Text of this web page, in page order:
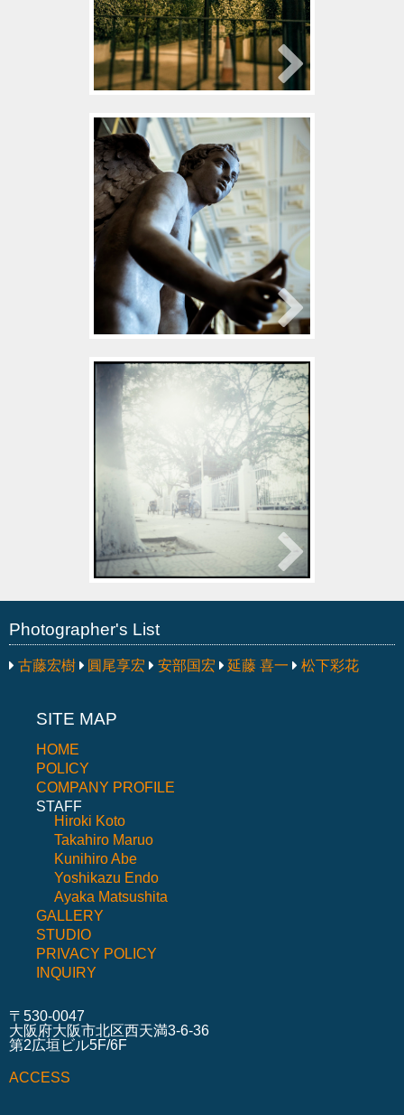
001
2015年12月28日
安部国宏
001
2015年12月28日
圓尾享宏
others
Photographer's List
古藤宏樹 圓尾享宏 安部国宏 延藤 喜一 松下彩花
SITE MAP
HOME
POLICY
COMPANY PROFILE
STAFF
Hiroki Koto
Takahiro Maruo
Kunihiro Abe
Yoshikazu Endo
Ayaka Matsushita
GALLERY
STUDIO
PRIVACY POLICY
INQUIRY
〒530-0047
大阪府大阪市北区西天満3-6-36
第2広垣ビル5F/6F
ACCESS